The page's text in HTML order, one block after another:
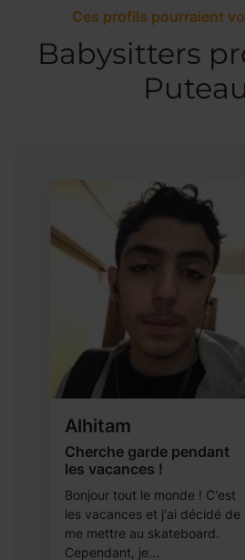
Ces profils pourraient
Babysitters
Alhitam
Cherche garde pendant
les vacances !
Bonjour tout le monde ! C'est
les vacances et j'ai décidé de
me mettre au skateboard.
Cependant, je...